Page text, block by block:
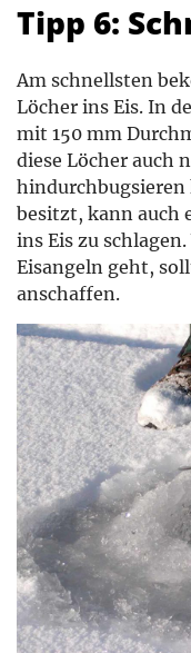
Tipp 6:
Am schnellsten
Löcher ins Eis. In
mit 150 mm
diese Löcher auch
hindurchbugsieren
besitzt, kann auch
ins Eis zu
Eisangeln geht,
anschaffen.